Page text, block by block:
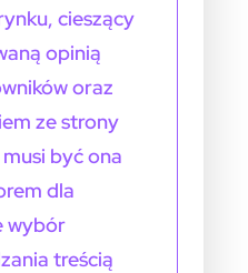
cieszący
opinią
oraz
ze strony
być ona
dla
wybór
treścią